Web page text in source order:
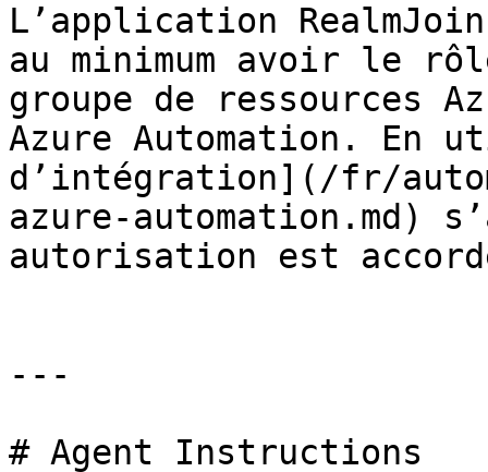
L’application RealmJoin
au minimum avoir le
groupe de ressources
Azure Automation. En
d’intégration](/fr/
azure-automation.md)
autorisation est
---
# Agent Instructions